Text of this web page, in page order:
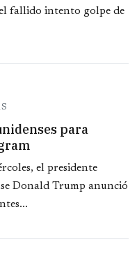
fallido intento golpe de
para
el presidente
Donald Trump anunció